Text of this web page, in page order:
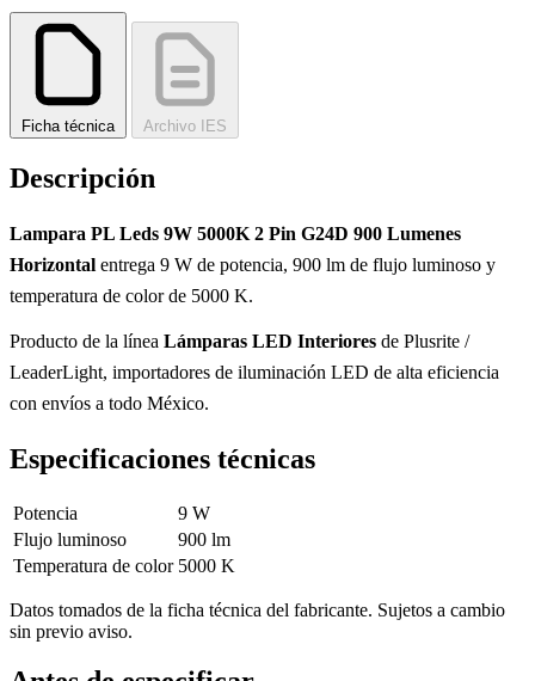
Ficha técnica Archivo IES
Descripción
Lampara PL Leds 9W 5000K 2 Pin G24D 900 Lumenes
Horizontal entrega 9 W de potencia, 900 lm de flujo luminoso y
temperatura de color de 5000 K.
Producto de la línea Lámparas LED Interiores de Plusrite /
LeaderLight, importadores de iluminación LED de alta eficiencia
con envíos a todo México.
Especificaciones técnicas
Potencia
9 W
Flujo luminoso
900 lm
Temperatura de color 5000 K
Datos tomados de la ficha técnica del fabricante. Sujetos a cambio
sin previo aviso.